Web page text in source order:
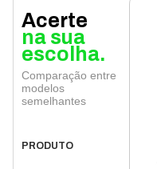
Acerte
na sua
escolha.
Comparação entre
modelos
semelhantes
PRODUTO